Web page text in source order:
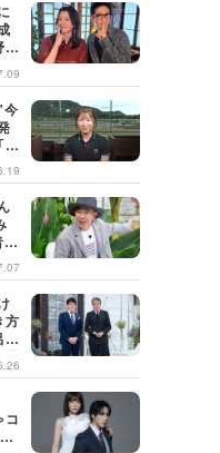
々
こ
初
だ
方
に
コ